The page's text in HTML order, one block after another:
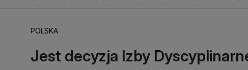
POLSKA
Jest decyzja Izby